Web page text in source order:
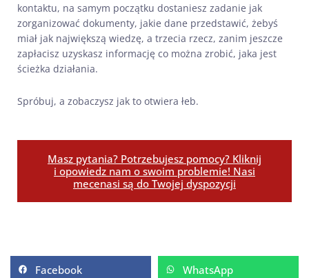
kontaktu, na samym początku dostaniesz zadanie jak
zorganizować dokumenty, jakie dane przedstawić, żebyś
miał jak największą wiedzę, a trzecia rzecz, zanim jeszcze
zapłacisz uzyskasz informację co można zrobić, jaka jest
ścieżka działania.
Spróbuj, a zobaczysz jak to otwiera łeb.
Masz pytania? Potrzebujesz pomocy? Kliknij
i opowiedz nam o swoim problemie! Nasi
mecenasi są do Twojej dyspozycji
Facebook WhatsApp